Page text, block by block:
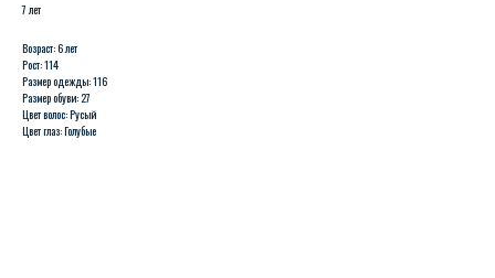
7 лет
Возраст: 6 лет
Рост: 114
Размер одежды: 116
Размер обуви: 27
Цвет волос: Русый
Цвет глаз: Голубые